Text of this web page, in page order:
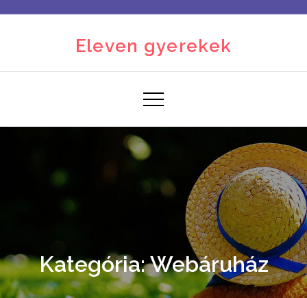
Eleven gyerekek
Kategória:Webáruház